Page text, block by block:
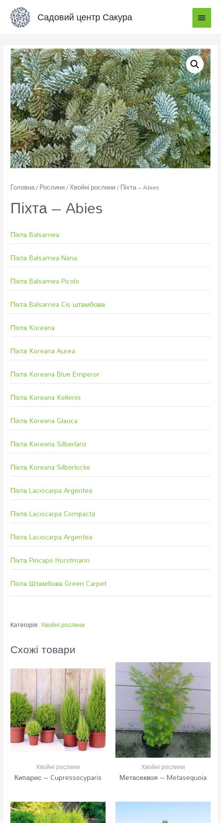
Садовий центр Сакура
Головна/Рослини/Хвойні рослини/ Піхта – Abies
Піхта – Abies
Піхта Balsamea
Піхта Balsamea Nana
Піхта Balsamea Picolo
Піхта Balsamea Cis штамбова
Піхта Koreana
Піхта Koreana Aurea
Піхта Koreana Blue Emperor
Піхта Koreana Kelleriis
Піхта Koreana Glauca
Піхта Koreana Silberlanz
Піхта Koreana Silberlocke
Піхта Laciocarpa Argentea
Піхта Laciocarpa Compacta
Піхта Laciocarpa Argentea
Піхта Pincapo Horstmann
Піхта Штамбова Green Carpet
Категорія:Хвойні рослини
Схожі товари
Хвойні рослини
Кипарис – Cupressocyparis
Хвойні рослини
Метасеквоя – Metasequoia